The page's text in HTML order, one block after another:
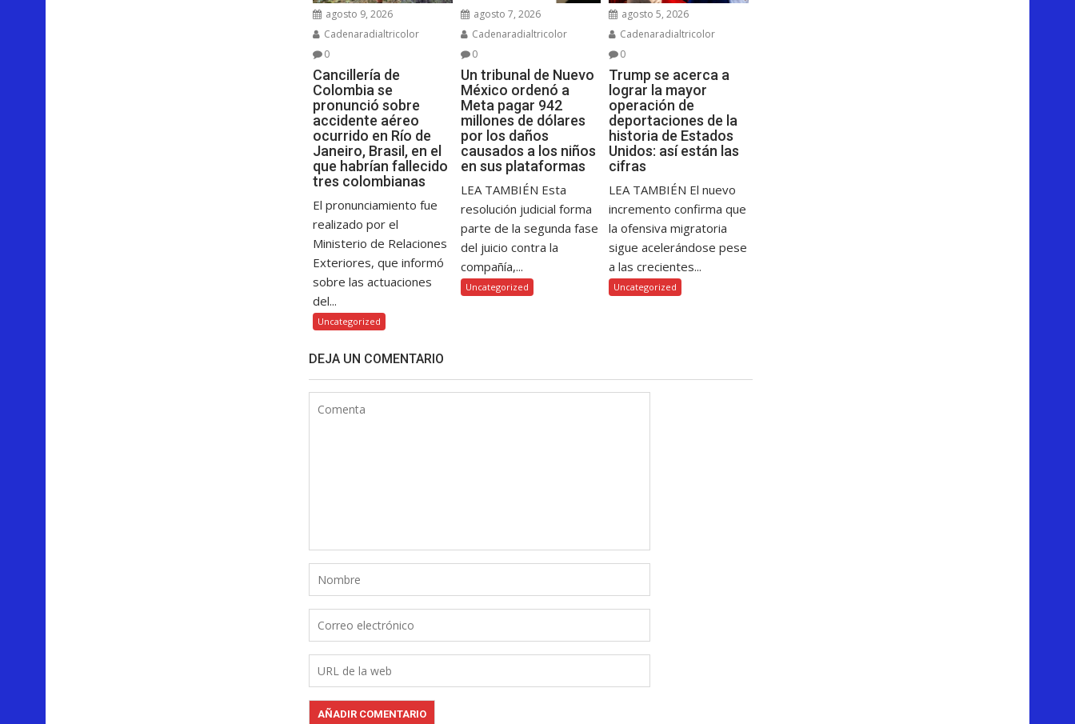
agosto 9, 2026
Cadenaradialtricolor
0
Cancillería de
Colombia se
pronunció sobre
accidente aéreo
ocurrido en Río de
Janeiro, Brasil, en el
que habrían fallecido
tres colombianas
El pronunciamiento fue
realizado por el
Ministerio de Relaciones
Exteriores, que informó
sobre las actuaciones
del...
Uncategorized
agosto 7, 2026
Cadenaradialtricolor
0
Un tribunal de Nuevo
México ordenó a
Meta pagar 942
millones de dólares
por los daños
causados a los niños
en sus plataformas
LEA TAMBIÉN Esta
resolución judicial forma
parte de la segunda fase
del juicio contra la
compañía,...
Uncategorized
agosto 5, 2026
Cadenaradialtricolor
0
Trump se acerca a
lograr la mayor
operación de
deportaciones de la
historia de Estados
Unidos: así están las
cifras
LEA TAMBIÉN El nuevo
incremento confirma que
la ofensiva migratoria
sigue acelerándose pese
a las crecientes...
Uncategorized
DEJA UN COMENTARIO